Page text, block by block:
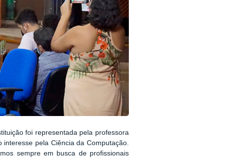
foi representada pela professora
pela Ciência da Computação.
sempre em busca de profissionais